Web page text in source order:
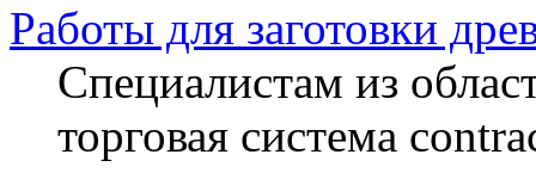
Работы для заготовки
Специалистам из
торговая система